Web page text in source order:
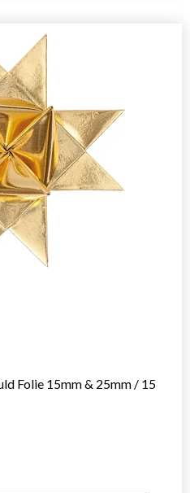
Folie 15mm & 25mm / 15